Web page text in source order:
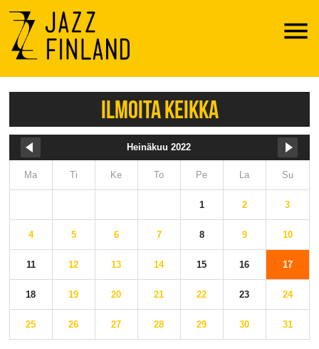
Menu
ILMOITA KEIKKA
Heinäkuu 2022
Ma Ti Ke To Pe La Su
1 2 3
4 5 6 7 8 9 10
11 12 13 14 15 16 17
18 19 20 21 22 23 24
25 26 27 28 29 30 31